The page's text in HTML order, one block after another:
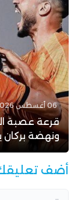
06 أغسطس 2026 - 15:28
قرعة عصبة
ونهضة بركان
أضف